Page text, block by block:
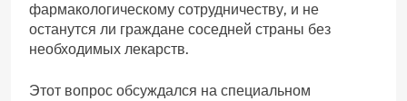
фармакологическому сотрудничеству, и не
останутся ли граждане соседней страны без
необходимых лекарств.
Этот вопрос обсуждался на специальном